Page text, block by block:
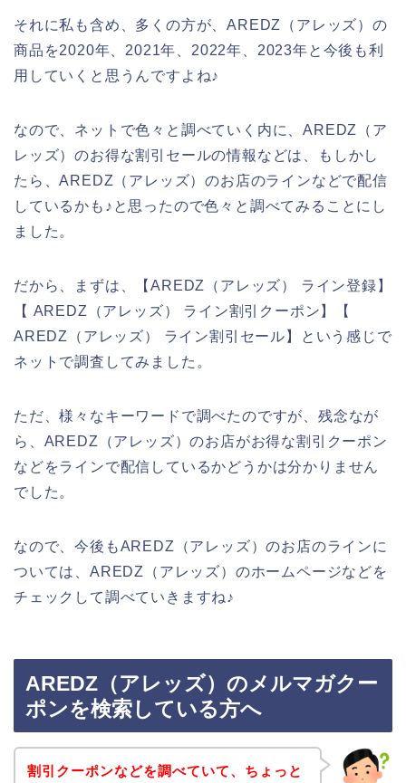
それに私も含め、多くの方が、AREDZ（アレッズ）の
商品を2020年、2021年、2022年、2023年と今後も利
用していくと思うんですよね♪
なので、ネットで色々と調べていく内に、AREDZ（ア
レッズ）のお得な割引セールの情報などは、もしかし
たら、AREDZ（アレッズ）のお店のラインなどで配信
しているかも♪と思ったので色々と調べてみることにし
ました。
だから、まずは、【AREDZ（アレッズ） ライン登録】
【 AREDZ（アレッズ） ライン割引クーポン】【
AREDZ（アレッズ） ライン割引セール】という感じで
ネットで調査してみました。
ただ、様々なキーワードで調べたのですが、残念なが
ら、AREDZ（アレッズ）のお店がお得な割引クーポン
などをラインで配信しているかどうかは分かりません
でした。
なので、今後もAREDZ（アレッズ）のお店のラインに
ついては、AREDZ（アレッズ）のホームページなどを
チェックして調べていきますね♪
AREDZ（アレッズ）のメルマガクー
ポンを検索している方へ
割引クーポンなどを調べていて、ちょっと